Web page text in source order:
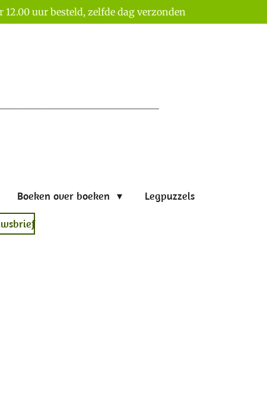
12.00 uur besteld, zelfde dag verzonden
Boeken over boeken Legpuzzels